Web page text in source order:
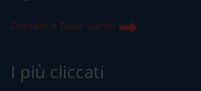
Contatti e Dove siamo
I più cliccati